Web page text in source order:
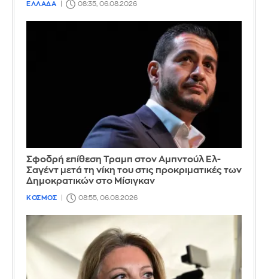
ΕΛΛΑΔΑ 08:35, 06.08.2026
Σφοδρή επίθεση Τραμπ στον Αμπντούλ Ελ-
Σαγέντ μετά τη νίκη του στις προκριματικές των
Δημοκρατικών στο Μίσιγκαν
ΚΟΣΜΟΣ 08:55, 06.08.2026